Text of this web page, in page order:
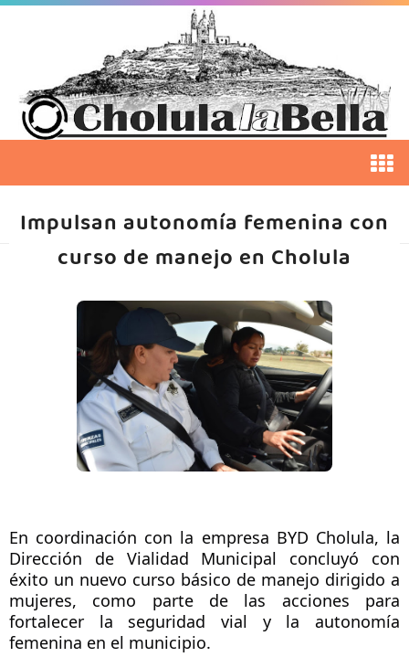
Impulsan autonomía femenina con
curso de manejo en Cholula
En coordinación con la empresa BYD Cholula, la
Dirección de Vialidad Municipal concluyó con
éxito un nuevo curso básico de manejo dirigido a
mujeres, como parte de las acciones para
fortalecer la seguridad vial y la autonomía
femenina en el municipio.